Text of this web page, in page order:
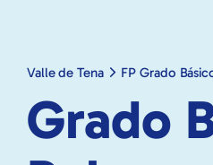
Valle de Tena FP Grado
Grado